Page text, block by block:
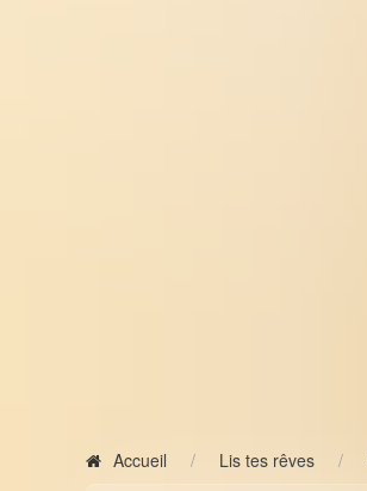
Accueil Lis tes rêves